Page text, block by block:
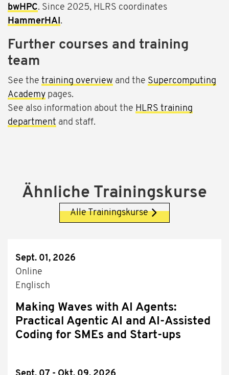
bwHPC. Since 2025, HLRS coordinates
HammerHAI.
Further courses and training
team
See the training overview and the Supercomputing
Academy pages.
See also information about the HLRS training
department and staff.
Ähnliche Trainingskurse
Alle Trainingskurse
Sept. 01, 2026
Online
Englisch
Making Waves with AI Agents:
Practical Agentic AI and AI-Assisted
Coding for SMEs and Start-ups